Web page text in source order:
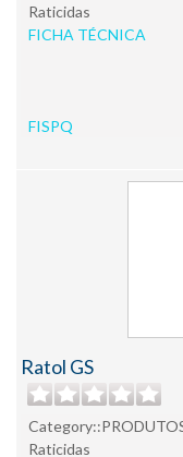
Raticidas
FICHA TÉCNICA
FISPQ
Ratol GS
Raticidas